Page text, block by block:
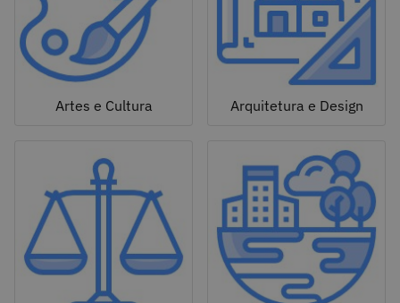
Artes e Cultura Arquitetura e Design